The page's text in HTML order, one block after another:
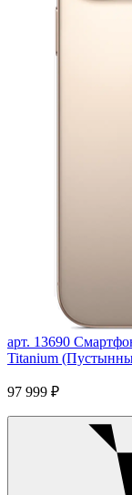
арт. 13690
Titanium
97 999 ₽